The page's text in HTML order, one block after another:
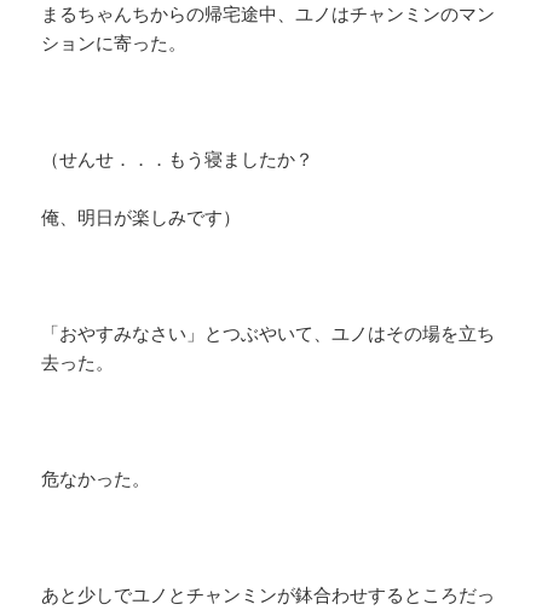
まるちゃんちからの帰宅途中、ユノはチャンミンのマン
ションに寄った。
（せんせ．．．もう寝ましたか？
俺、明日が楽しみです）
「おやすみなさい」とつぶやいて、ユノはその場を立ち
去った。
危なかった。
あと少しでユノとチャンミンが鉢合わせするところだっ